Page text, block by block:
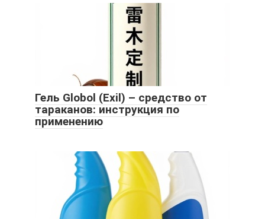
Гель Globol (Exil) – средство от
тараканов: инструкция по
применению